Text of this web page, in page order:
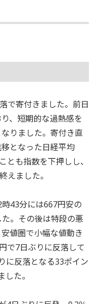
で寄付きました。前日
、短期的な過熱感を
りました。寄付き直
となった日経平均
とも指数を下押しし、
えました。
43分には667円安の
。その後は特段の悪
値圏で小幅な値動き
で7日ぶりに反落して
に反落となる33ポイン
た。